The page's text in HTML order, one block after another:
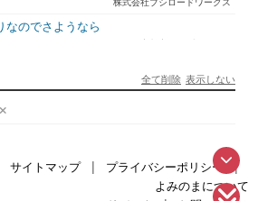
なのでさようなら
宇都宮ケーブルテレビ
所 ~付与の力であ...
一二三書房
ホビージャパン
表示しない
全て削除
サイトマップ | プライバシーポリシー |
よみのまについて